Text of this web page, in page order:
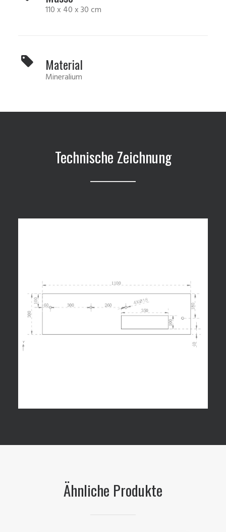
110 x 40 x 30 cm
Material
Mineralium
Technische Zeichnung
Ähnliche Produkte